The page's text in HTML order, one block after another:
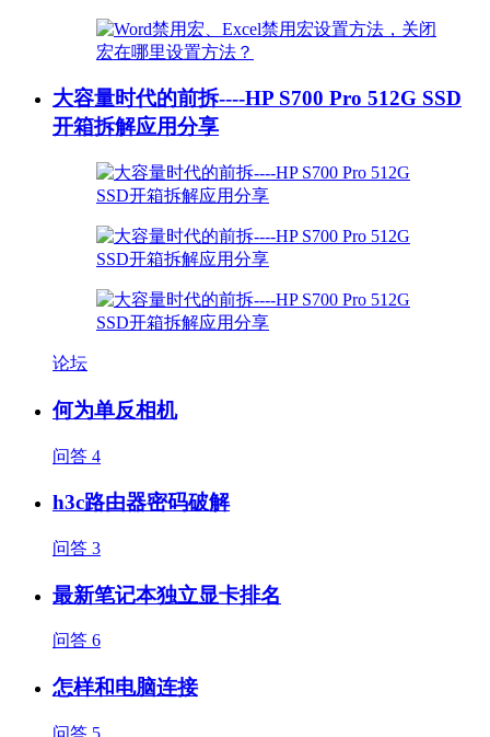
大容量时代的前拆----HP S700 Pro 512G SSD
开箱拆解应用分享
论坛
何为单反相机
问答 4
h3c路由器密码破解
问答 3
最新笔记本独立显卡排名
问答 6
怎样和电脑连接
问答 5